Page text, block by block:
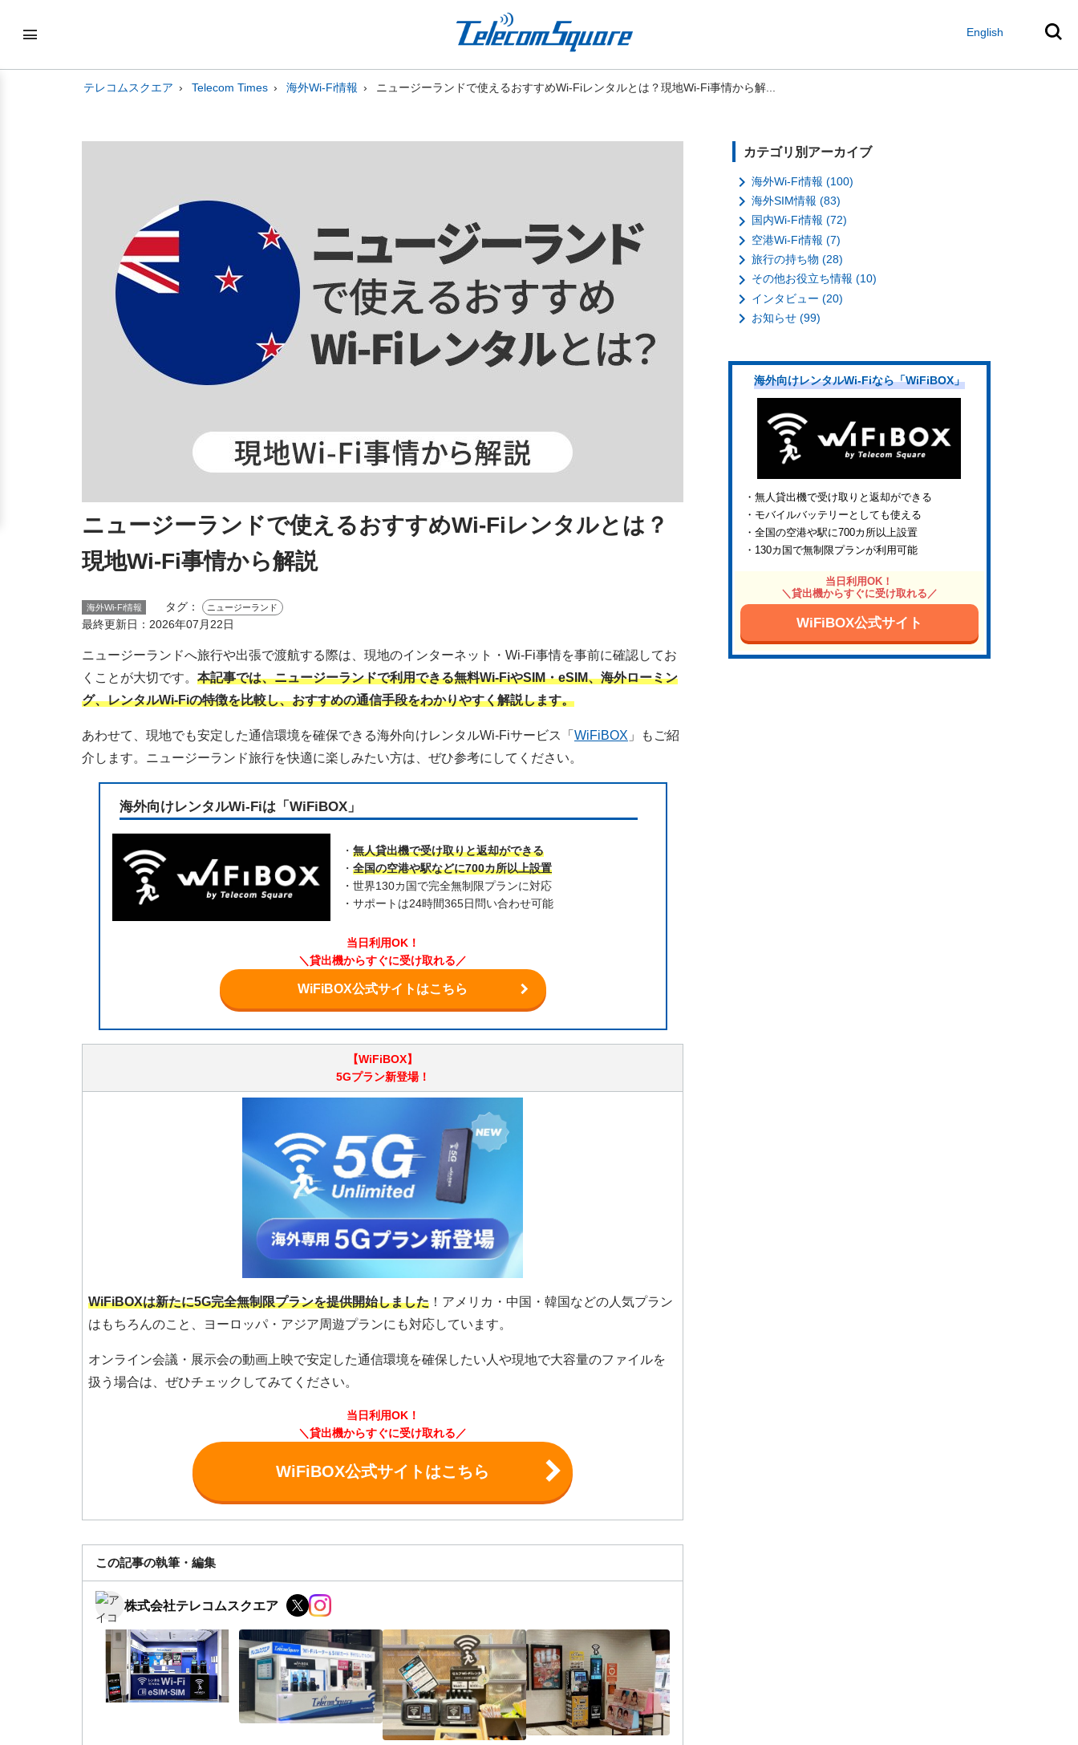
English
テレコムスクエア Telecom Times 海外Wi-Fi情報 ニュージーランドで使えるおすすめWi-Fiレンタルとは？現地Wi-Fi事情から解...
ニュージーランドで使えるおすすめWi-Fiレンタルとは？
現地Wi-Fi事情から解説
海外Wi-Fi情報 タグ： ニュージーランド
最終更新日： 2026年07月22日
ニュージーランドへ旅行や出張で渡航する際は、現地のインターネット・Wi-Fi事情を事前に確認してお
くことが大切です。 本記事では、ニュージーランドで利用できる無料Wi-FiやSIM・eSIM、海外ローミン
グ、レンタルWi-Fiの特徴を比較し、おすすめの通信手段をわかりやすく解説します。
あわせて、現地でも安定した通信環境を確保できる海外向けレンタルWi-Fiサービス「 WiFiBOX 」もご紹
介します。ニュージーランド旅行を快適に楽しみたい方は、ぜひ参考にしてください。
海外向けレンタルWi-Fiは「WiFiBOX」
・無人貸出機で受け取りと返却ができる
・全国の空港や駅などに700カ所以上設置
・世界130カ国で完全無制限プランに対応
・サポートは24時間365日問い合わせ可能
当日利用OK！
＼貸出機からすぐに受け取れる／
WiFiBOX公式サイトはこちら
【WiFiBOX】
5Gプラン新登場！
WiFiBOXは新たに5G完全無制限プランを提供開始しました ！アメリカ・中国・韓国などの人気プラン
はもちろんのこと、ヨーロッパ・アジア周遊プランにも対応しています。
オンライン会議・展示会の動画上映で安定した通信環境を確保したい人や現地で大容量のファイルを
扱う場合は、ぜひチェックしてみてください。
当日利用OK！
＼貸出機からすぐに受け取れる／
WiFiBOX公式サイトはこちら
この記事の執筆・編集
株式会社テレコムスクエア
カテゴリ別アーカイブ
 海外Wi-Fi情報 (100)
 海外SIM情報 (83)
 国内Wi-Fi情報 (72)
 空港Wi-Fi情報 (7)
 旅行の持ち物 (28)
 その他お役立ち情報 (10)
 インタビュー (20)
 お知らせ (99)
海外向けレンタルWi-Fiなら「WiFiBOX」
・無人貸出機で受け取りと返却ができる
・モバイルバッテリーとしても使える
・全国の空港や駅に700カ所以上設置
・130カ国で無制限プランが利用可能
当日利用OK！
＼貸出機からすぐに受け取れる／
WiFiBOX公式サイト